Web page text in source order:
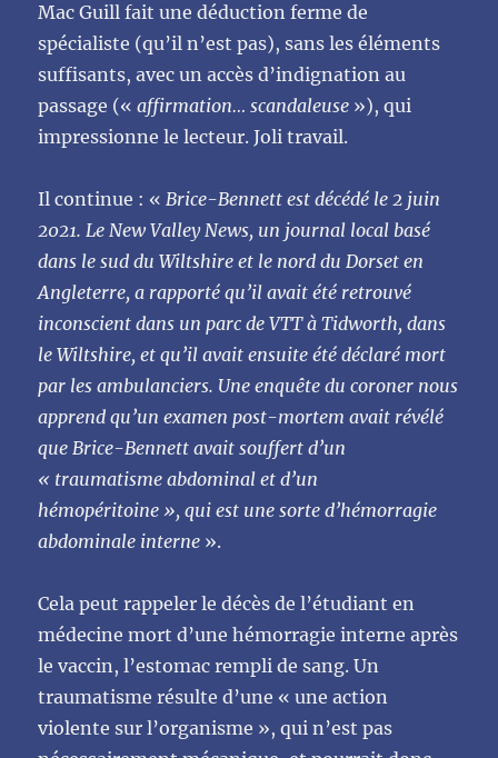
Mac Guill fait une déduction ferme de
spécialiste (qu’il n’est pas), sans les éléments
suffisants, avec un accès d’indignation au
passage («affirmation… scandaleuse »), qui
impressionne le lecteur. Joli travail.
Il continue : «Brice-Bennett est décédé le 2 juin
2021. Le New Valley News, un journal local basé
dans le sud du Wiltshire et le nord du Dorset en
Angleterre, a rapporté qu’il avait été retrouvé
inconscient dans un parc de VTT à Tidworth, dans
le Wiltshire, et qu’il avait ensuite été déclaré mort
par les ambulanciers. Une enquête du coroner nous
apprend qu’un examen post-mortem avait révélé
que Brice-Bennett avait souffert d’un
« traumatisme abdominal et d’un
hémopéritoine », qui est une sorte d’hémorragie
abdominale interne ».
Cela peut rappeler le décès de l’étudiant en
médecine mort d’une hémorragie interne après
le vaccin, l’estomac rempli de sang. Un
traumatisme résulte d’une « une action
violente sur l’organisme », qui n’est pas